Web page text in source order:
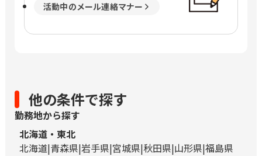
活動中のメール連絡マナー
他の条件で探す
勤務地から探す
北海道・東北
北海道 青森県 岩手県 宮城県 秋田県 山形県 福島県